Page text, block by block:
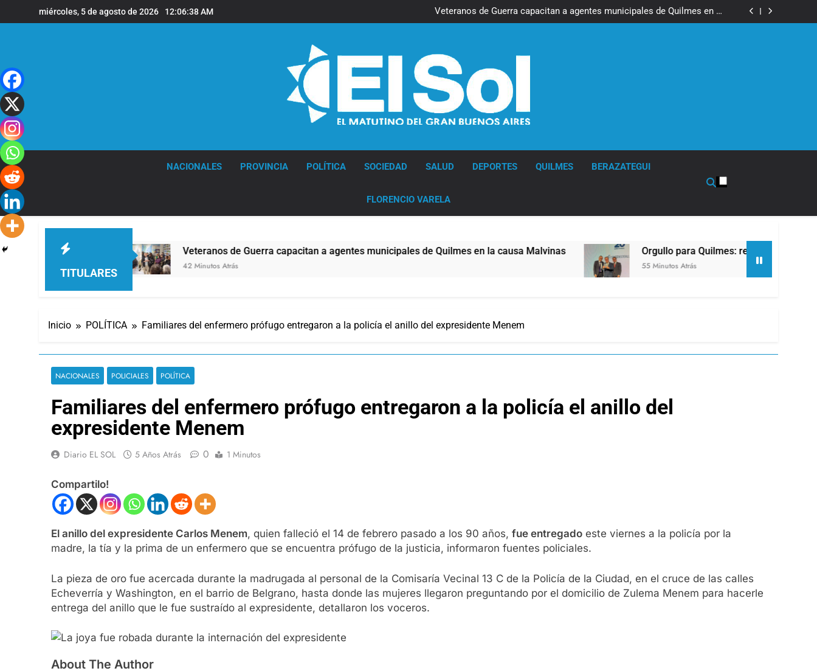
al
miércoles, 5 de agosto de 2026 12:06:38 AM
TikTok
Veteranos de Guerra capacitan a agentes municipales de Quilmes en la
causa Malvinas
Orgullo para Quilmes: reconocieron a Apres Salud por sus 50 años de
Veteranos de Guerra capacitan a agentes municipales de Quilmes en la
Orgullo para Quilmes: reconocieron a Apres Salud por sus 50 años de
Siguen avanzando las intervenciones hídricas en Berazategui y Quilmes
NACIONALES PROVINCIA POLÍTICA SOCIEDAD SALUD DEPORTES QUILMES BERAZATEGUI
FLORENCIO VARELA
TITULARES
de TikTok Veteranos de Guerra capacitan a agentes municipales de Quilmes en la causa Malvinas
42 Minutos Atrás
Orgullo para Quilmes: reconocieron a Apres
55 Minutos Atrás
Inicio POLÍTICA Familiares del enfermero prófugo entregaron a la policía el anillo del expresidente Menem
NACIONALES POLICIALES POLÍTICA
Familiares del enfermero prófugo entregaron a la policía el anillo del
expresidente Menem
Diario EL SOL 5 Años Atrás 0 1 Minutos
Compartilo!
El anillo del expresidente Carlos Menem, quien falleció el 14 de febrero pasado a los 90 años, fue entregado este viernes a la policía por la
madre, la tía y la prima de un enfermero que se encuentra prófugo de la justicia, informaron fuentes policiales.
La pieza de oro fue acercada durante la madrugada al personal de la Comisaría Vecinal 13 C de la Policía de la Ciudad, en el cruce de las calles
Echeverría y Washington, en el barrio de Belgrano, hasta donde las mujeres llegaron preguntando por el domicilio de Zulema Menem para hacerle
entrega del anillo que le fue sustraído al expresidente, detallaron los voceros.
About The Author